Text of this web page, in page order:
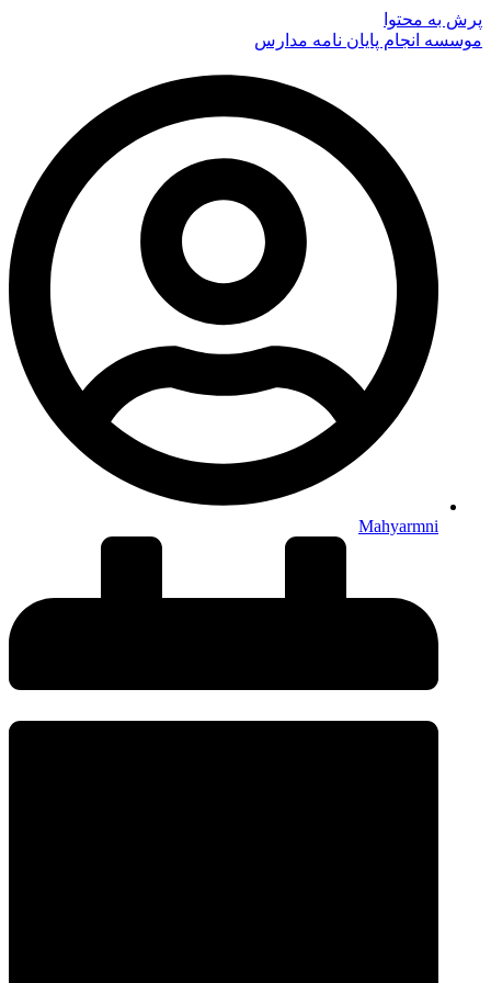
پرش به محتوا
موسسه انجام پایان نامه مدارس
Mahyarmni